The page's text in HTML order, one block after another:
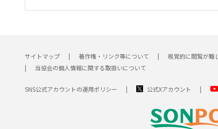
サイトマップ 著作権・リンク等について
視覚的に閲覧が難
当協会の個人情報に関する取扱いについて
SNS公式アカウントの運用ポリシー 公式Xアカウント